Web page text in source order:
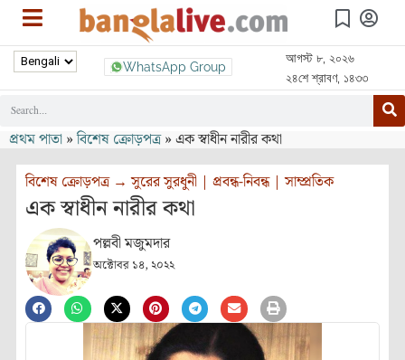
WhatsApp Group
আগস্ট ৮, ২০২৬
২৪শে শ্রাবণ, ১৪৩৩
প্রথম পাতা »বিশেষ ক্রোড়পত্র»এক স্বাধীন নারীর কথা
বিশেষ ক্রোড়পত্র→সুরের সুরধুনী | প্রবন্ধ-নিবন্ধ|সাম্প্রতিক
এক স্বাধীন নারীর কথা
পল্লবী মজুমদার
অক্টোবর ১৪, ২০২২